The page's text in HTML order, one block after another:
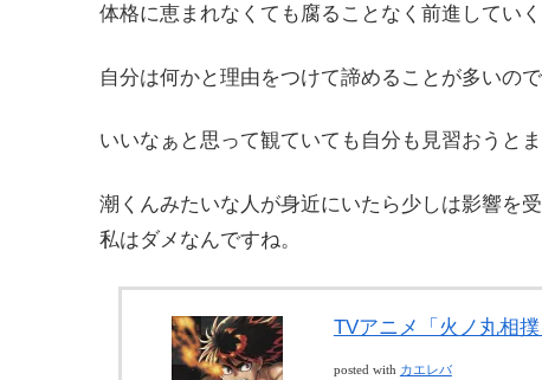
体格に恵まれなくても腐ることなく前進していく
自分は何かと理由をつけて諦めることが多いの
いいなぁと思って観ていても自分も見習おうと
潮くんみたいな人が身近にいたら少しは影響を
私はダメなんですね。
TVアニメ「火ノ丸相
posted with カエレバ